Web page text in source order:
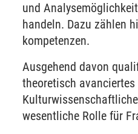
und
handeln. Dazu zählen
kompetenzen.
Ausgehend davon
theoretisch avanciertes
wesentliche Rolle für